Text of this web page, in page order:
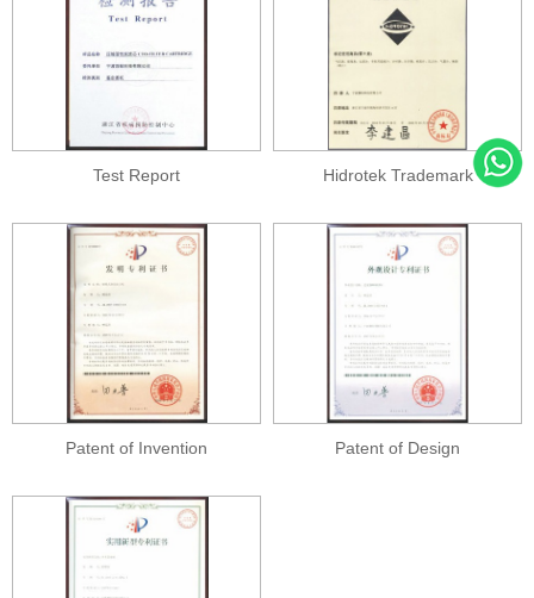
Test Report Hidrotek Trademark
Patent of Invention Patent of Design